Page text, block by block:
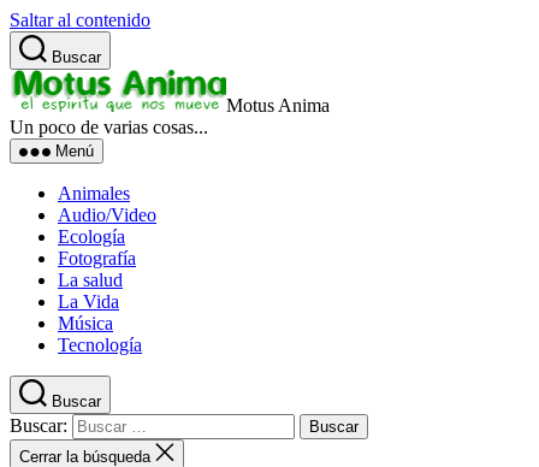
Saltar al contenido
Buscar
Motus Anima
Un poco de varias cosas...
Menú
Animales
Audio/Video
Ecología
Fotografía
La salud
La Vida
Música
Tecnología
Buscar
Buscar:
Cerrar la búsqueda